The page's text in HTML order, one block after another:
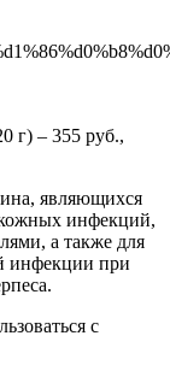
г) – 355 руб.,
являющихся
инфекций,
а также для
инфекции при
с